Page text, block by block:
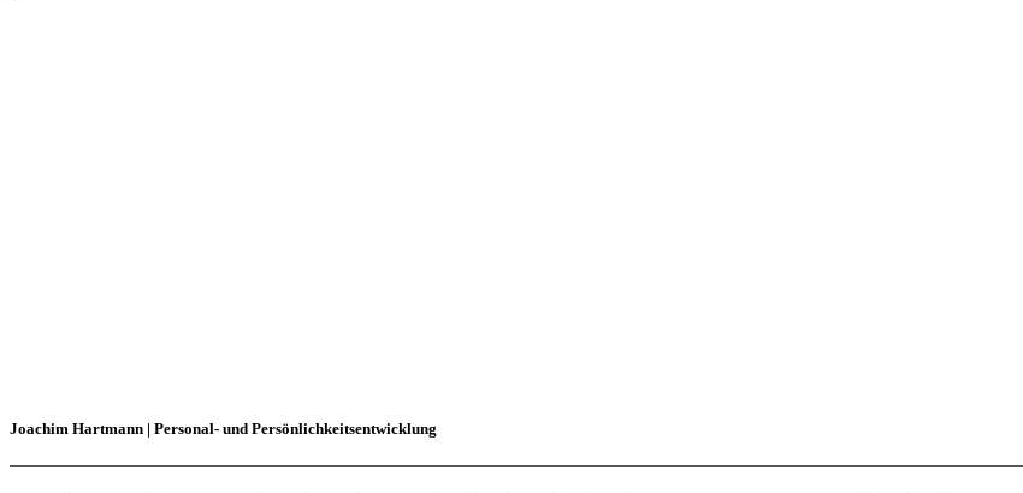
Joachim Hartmann | Personal- und Persönlichkeitsentwicklung